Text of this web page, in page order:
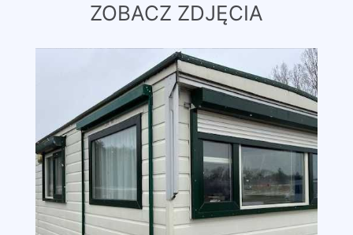
ZOBACZ ZDJĘCIA